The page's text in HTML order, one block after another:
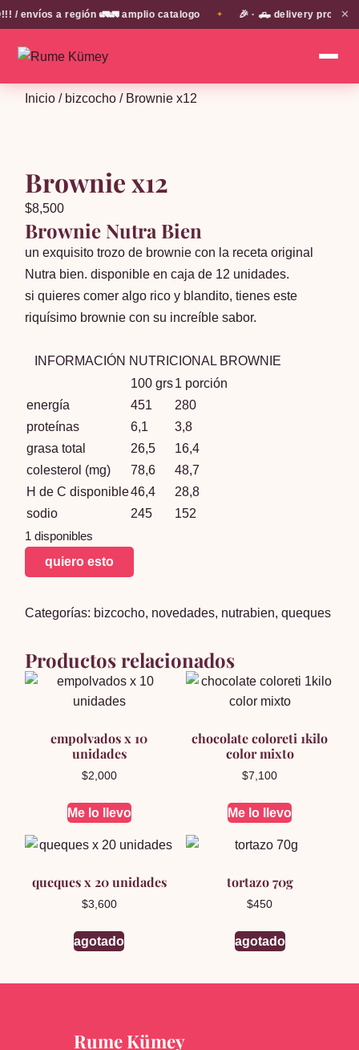
envíos a región 🚛🚛 amplio catalogo 🎉 · 🛻 delivery propio en
✕
Inicio / bizcocho / Brownie x12
Brownie x12
$8,500
Brownie Nutra Bien
un exquisito trozo de brownie con la receta original
Nutra bien. disponible en caja de 12 unidades.
si quieres comer algo rico y blandito, tienes este
riquísimo brownie con su increíble sabor.
INFORMACIÓN NUTRICIONAL BROWNIE
100 grs1 porción
energía
451
280
proteínas
6,1
3,8
grasa total
26,5
16,4
colesterol (mg)
78,6
48,7
H de C disponible46,4
28,8
sodio
245 152
1 disponibles
Brownie
x12
quiero esto
Categorías: bizcocho, novedades, nutrabien,queques
Productos relacionados
empolvados x 10
unidades
$2,000
Me lo llevo
chocolate coloreti 1kilo
color mixto
$7,100
Me lo llevo
queques x 20 unidades
$3,600
agotado
tortazo 70g
$450
agotado
Rume Kümey